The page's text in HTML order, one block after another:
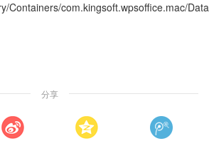
分享